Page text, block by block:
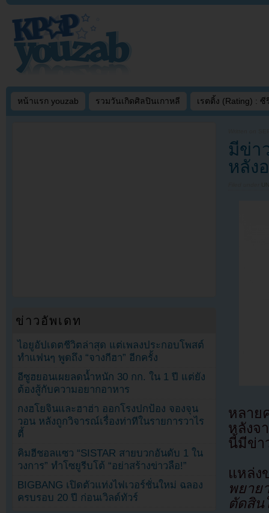
หน้าแรก youzab รวมวันเกิดศิลปินเกาหลี เรตติ้ง (Rating) : ซี
มีข่า
หลัง
หลาย
หลังจ
นี้มีข่า
แหล่
พยา
ตัดสิน
ข่าวอัพเดท
ไอยูอัปเดตชีวิตล่าสุด แต่เพลงประกอบโพสต์
ทำแฟนๆ พูดถึง “จางกีฮา” อีกครั้ง
อีซูฮยอนเผยลดน้ำหนัก 30 กก. ใน 1 ปี แต่ยัง
ต้องสู้กับความอยากอาหาร
กงฮโยจินและฮาฮ่า ออกโรงปกป้อง จองจุน
วอน หลังถูกวิจารณ์เรื่องท่าทีในรายการวาไร
ตี้
คิมฮีชอลแซว “SISTAR สายบวกอันดับ 1 ใน
วงการ” ทำโซยูรีบโต้ “อย่าสร้างข่าวลือ!”
BIGBANG เปิดตัวแท่งไฟเวอร์ชั่นใหม่ ฉลอง
ครบรอบ 20 ปี ก่อนเวิลด์ทัวร์